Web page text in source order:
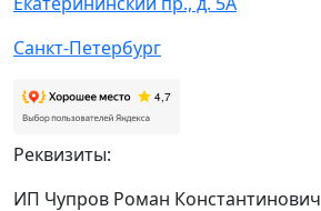
Санкт-Петербург
Реквизиты:
ИП Чупров Роман Константинович